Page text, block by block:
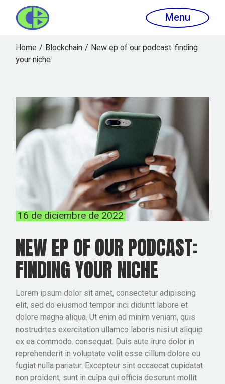
Menu
Home Blockchain
New ep of our podcast: finding
your niche
16 de diciembre de 2022
NEW EP OF OUR PODCAST:
FINDING YOUR NICHE
Lorem ipsum dolor sit amet, consectetur adipiscing
elit, sed do eiusmod tempor inci diduntt labore et
dolore magna aliqua. Ut enim ad minim veniam, quis
nostrudrtes exercitation ullamco laboris nisi ut aliquip
ex ea commodo. consequat. Duis aute irure dolor in
reprehenderit in voluptate velit esse cillum dolore eu
fugiat nulla pariatur. Excepteur sint occaecat cupidatat
non proident, sunt in culpa qui officia deserunt mollit